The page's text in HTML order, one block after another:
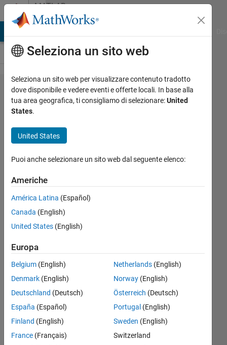
Vai al contenutoMATLAB
Answers
Display
string
line
Elysi
Cochin
3 Giu
2022
Risposta
Risposta
accettata
Aggiornato
2
Visualizzazioni
(30 giorni)
Seleziona un sito web
Seleziona un sito web per visualizzare contenuto tradotto
dove disponibile e vedere eventi e offerte locali. In base alla
tua area geografica, ti consigliamo di selezionare:United
States.
United States
Puoi anche selezionare un sito web dal seguente elenco:
Americhe
América Latina (Español)
Canada (English)
United States (English)
Europa
Belgium (English)
Denmark (English)
Deutschland (Deutsch)
España (Español)
Finland (English)
France (Français)
Netherlands(English)
Norway(English)
Österreich (Deutsch)
Portugal (English)
Sweden (English)
Switzerland